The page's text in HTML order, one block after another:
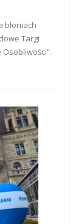
błoniach
Targi